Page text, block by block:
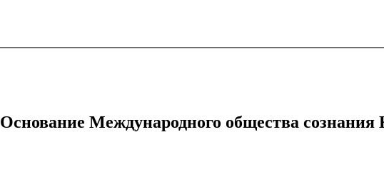
Основание Международного общества